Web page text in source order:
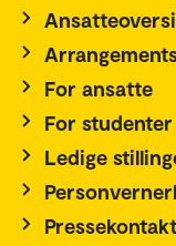
For ansatte
For studenter
Ledige
Pressekontakt